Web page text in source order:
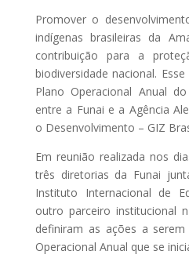
Promover o
indígenas brasileiras da
contribuição para a
biodiversidade nacional.
Plano Operacional Anual
entre a Funai e a Agência
o Desenvolvimento – GIZ
Em reunião realizada nos
três diretorias da Funai
Instituto Internacional de
outro parceiro institucional
definiram as ações a
Operacional Anual que se